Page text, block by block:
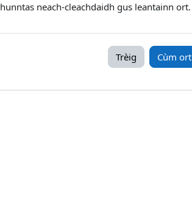
neach-cleachdaidh gus leantainn ort.
Trèig Cùm ort